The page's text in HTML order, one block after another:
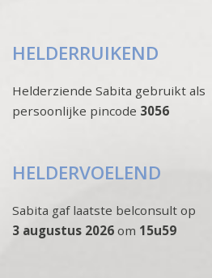
HELDERRUIKEND
Helderziende Sabita gebruikt als
persoonlijke pincode 3056
HELDERVOELEND
Sabita gaf laatste belconsult op
3 augustus 2026 om 15u59